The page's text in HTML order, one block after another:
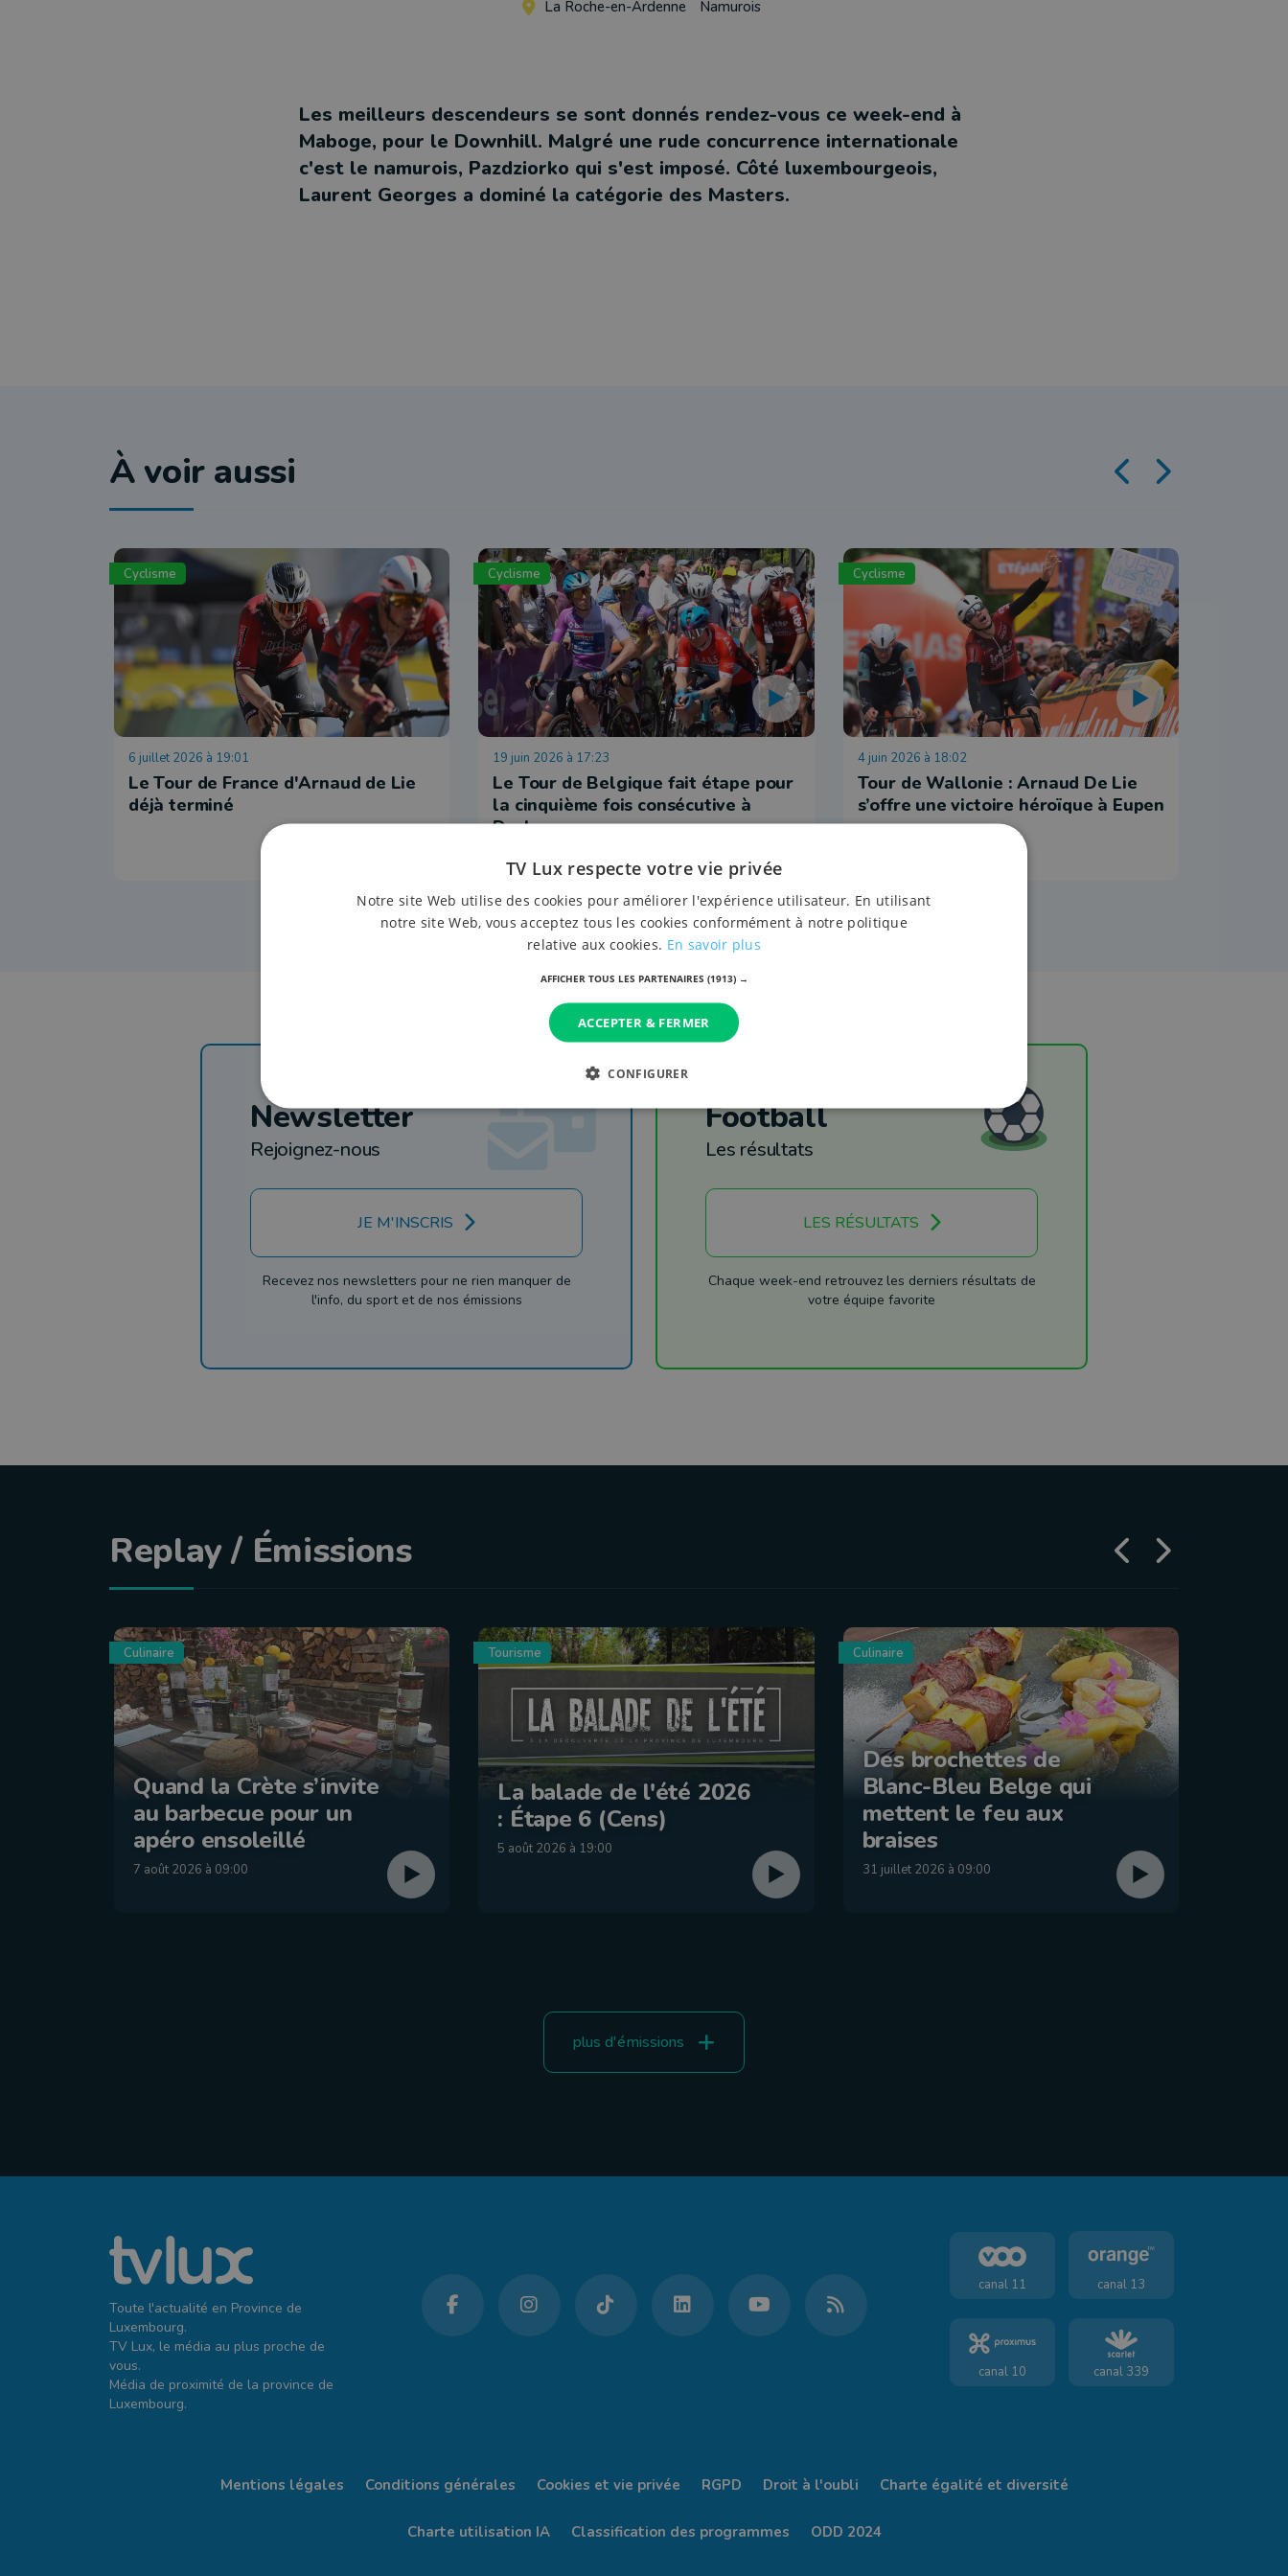
La Roche-en-Ardenne Namurois
Les meilleurs descendeurs se sont donnés rendez-vous ce week-end à
Maboge, pour le Downhill. Malgré une rude concurrence internationale
c'est le namurois, Pazdziorko qui s'est imposé. Côté luxembourgeois,
Laurent Georges a dominé la catégorie des Masters.
À voir aussi
Cyclisme
6 juillet 2026 à 19:01
Le Tour de France d'Arnaud de Lie
déjà terminé
Cyclisme
19 juin 2026 à 17:23
Le Tour de Belgique fait étape pour
la cinquième fois consécutive à
Durbuy
Cyclisme
4 juin 2026 à 18:02
Tour de Wallonie : Arnaud De Lie
s’offre une victoire héroïque à Eupen
Newsletter
Rejoignez-nous
JE M'INSCRIS
Recevez nos newsletters pour ne rien manquer de
l'info, du sport et de nos émissions
Football
Les résultats
LES RÉSULTATS
Chaque week-end retrouvez les derniers résultats de
votre équipe favorite
Replay / Émissions
Culinaire
Quand la Crète s’invite
au barbecue pour un
apéro ensoleillé
7 août 2026 à 09:00
Tourisme
La balade de l'été 2026
: Étape 6 (Cens)
5 août 2026 à 19:00
Culinaire
Des brochettes de
Blanc-Bleu Belge qui
mettent le feu aux
braises
31 juillet 2026 à 09:00
plus d'émissions
Toute l'actualité en Province de
Luxembourg.
TV Lux, le média au plus proche de
vous.
Média de proximité de la province de
Luxembourg.
canal 11 canal 13
canal 10 canal 339
Mentions légales Conditions générales Cookies et vie privée RGPD Droit à l'oubli Charte égalité et diversité
Charte utilisation IA Classification des programmes ODD 2024
TV Lux respecte votre vie privée
Notre site Web utilise des cookies pour améliorer l'expérience utilisateur. En utilisant
notre site Web, vous acceptez tous les cookies conformément à notre politique
relative aux cookies. En savoir plus
AFFICHER TOUS LES PARTENAIRES (1913) →
ACCEPTER & FERMER
CONFIGURER